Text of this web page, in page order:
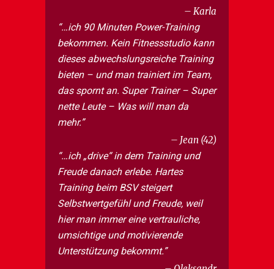
Karla
…ich 90 Minuten Power-Training
bekommen. Kein Fitnessstudio kann
dieses abwechslungsreiche Training
bieten – und man trainiert im Team,
das spornt an. Super Trainer – Super
nette Leute – Was will man da
mehr.
Jean (42)
…ich „drive“ in dem Training und
Freude danach erlebe. Hartes
Training beim BSV steigert
Selbstwertgefühl und Freude, weil
hier man immer eine vertrauliche,
umsichtige und motivierende
Unterstützung bekommt.